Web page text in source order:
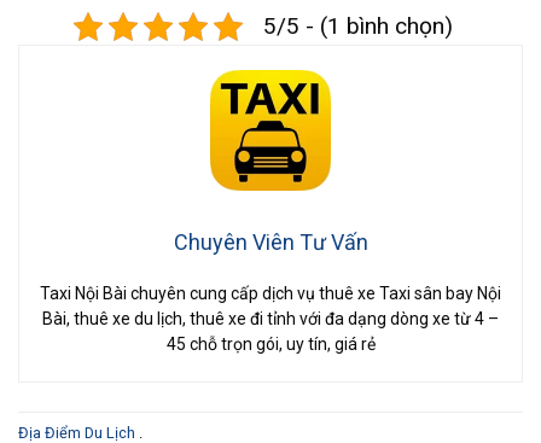
5/5 - (1 bình chọn)
Chuyên Viên Tư Vấn
Taxi Nội Bài chuyên cung cấp dịch vụ thuê xe Taxi sân bay Nội
Bài, thuê xe du lịch, thuê xe đi tỉnh với đa dạng dòng xe từ 4 –
45 chỗ trọn gói, uy tín, giá rẻ
Địa Điểm Du Lịch